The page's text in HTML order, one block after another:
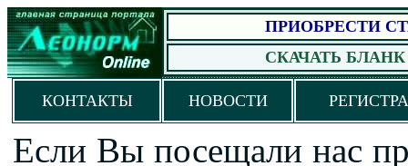
ПРИОБРЕСТИ
СКАЧАТЬ
КОНТАКТЫ НОВОСТИ
Если Вы посещали нас